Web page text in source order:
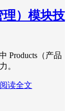
理）模块技
Products（产品
。
阅读全文